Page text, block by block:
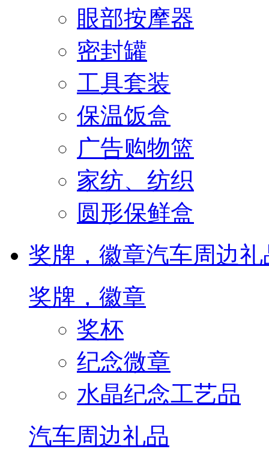
眼部按摩器
密封罐
工具套装
保温饭盒
广告购物篮
家纺、纺织
圆形保鲜盒
奖牌，徽章汽车周边礼
奖牌，徽章
奖杯
纪念微章
水晶纪念工艺品
汽车周边礼品